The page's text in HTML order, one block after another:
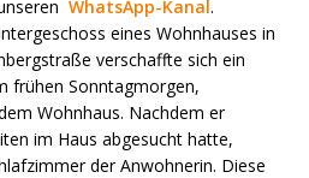
WhatsApp-Kanal.
eines Wohnhauses in
verschaffte sich ein
frühen Sonntagmorgen,
Wohnhaus. Nachdem er
im Haus abgesucht hatte,
der Anwohnerin. Diese